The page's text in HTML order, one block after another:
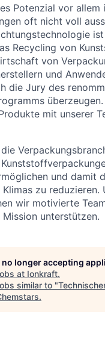
Potenzial vor allem
oft nicht voll
Recycling von
von
und
die Jury des
mit unserer
und damit
zu reduzieren.
wir motivierte
unterstützen.
no longer accepting
at Ionkraft.
similar to "
.